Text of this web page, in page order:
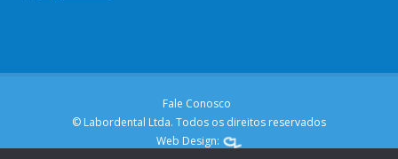
Fale Conosco
© Labordental Ltda. Todos os direitos reservados
Web Design: